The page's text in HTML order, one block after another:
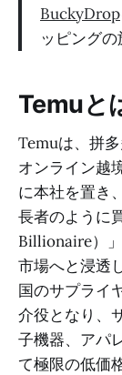
BuckyDrop
ッピングの
Temuと
Temuは、拼
オンライン越
に本社を置き
長者のように
Billionaire）
市場へと浸透
国のサプライ
介役となり、
子機器、アパ
て極限の低価